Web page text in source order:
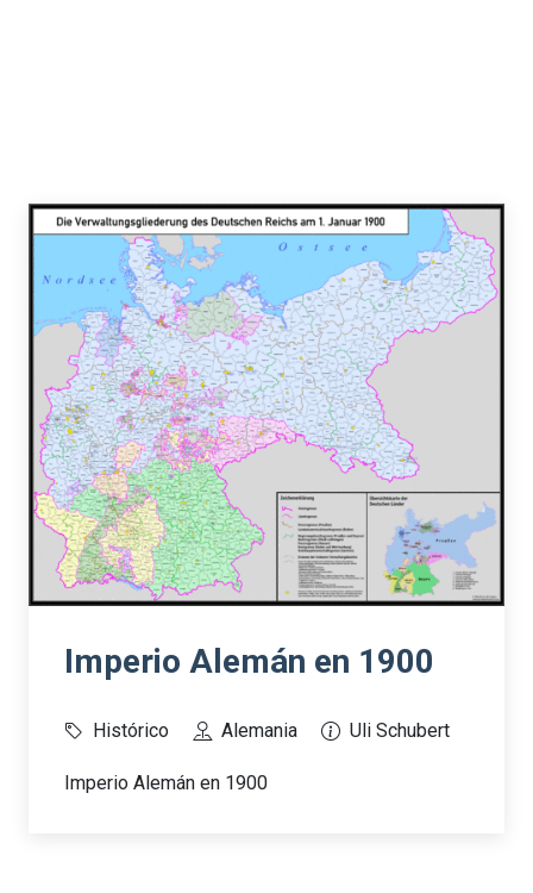
Imperio Alemán en 1900
Histórico Alemania Uli Schubert
Imperio Alemán en 1900